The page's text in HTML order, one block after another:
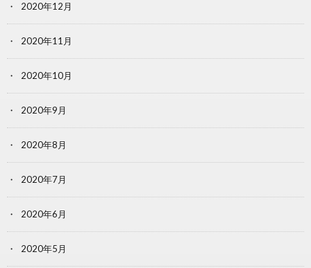
2020年12月
2020年11月
2020年10月
2020年9月
2020年8月
2020年7月
2020年6月
2020年5月